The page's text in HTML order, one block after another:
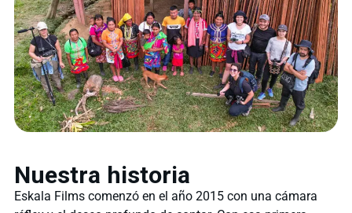
Nuestra historia
Eskala Films comenzó en el año 2015 con una cámara